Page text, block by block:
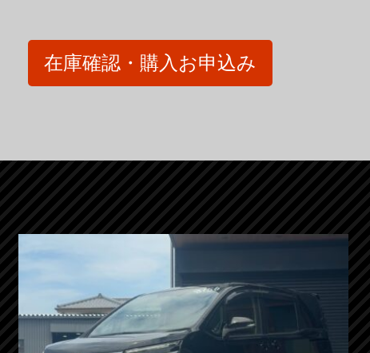
在庫確認・購入お申込み